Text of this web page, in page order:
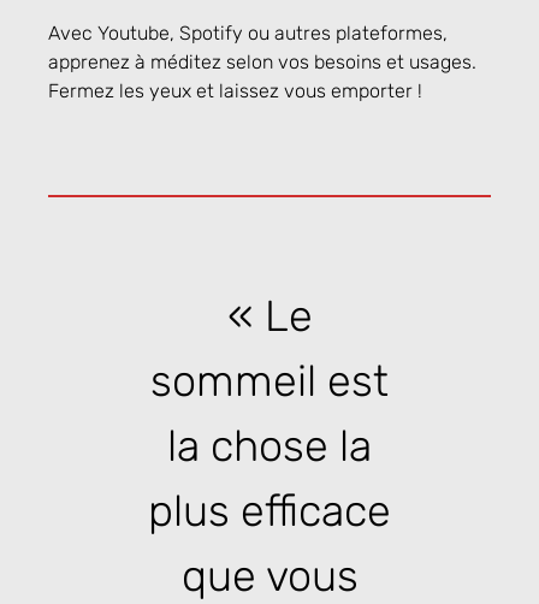
Avec Youtube, Spotify ou autres plateformes,
apprenez à méditez selon vos besoins et usages.
Fermez les yeux et laissez vous emporter !
« Le
sommeil est
la chose la
plus efficace
que vous